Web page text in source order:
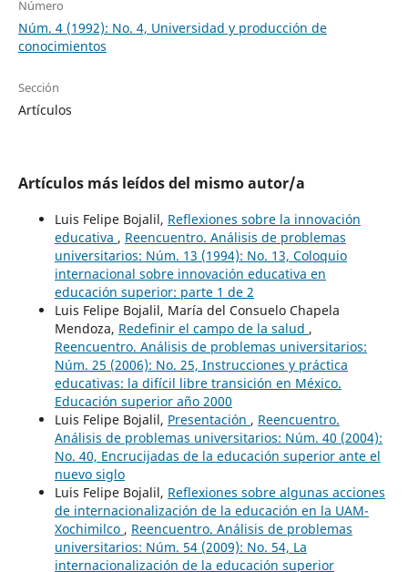
Número
Núm. 4 (1992): No. 4, Universidad y producción de
conocimientos
Sección
Artículos
Artículos más leídos del mismo autor/a
Luis Felipe Bojalil, Reflexiones sobre la innovación
educativa , Reencuentro. Análisis de problemas
universitarios: Núm. 13 (1994): No. 13, Coloquio
internacional sobre innovación educativa en
educación superior: parte 1 de 2
Luis Felipe Bojalil, María del Consuelo Chapela
Mendoza, Redefinir el campo de la salud ,
Reencuentro. Análisis de problemas universitarios:
Núm. 25 (2006): No. 25, Instrucciones y práctica
educativas: la difícil libre transición en México.
Educación superior año 2000
Luis Felipe Bojalil, Presentación , Reencuentro.
Análisis de problemas universitarios: Núm. 40 (2004):
No. 40, Encrucijadas de la educación superior ante el
nuevo siglo
Luis Felipe Bojalil, Reflexiones sobre algunas acciones
de internacionalización de la educación en la UAM-
Xochimilco , Reencuentro. Análisis de problemas
universitarios: Núm. 54 (2009): No. 54, La
internacionalización de la educación superior